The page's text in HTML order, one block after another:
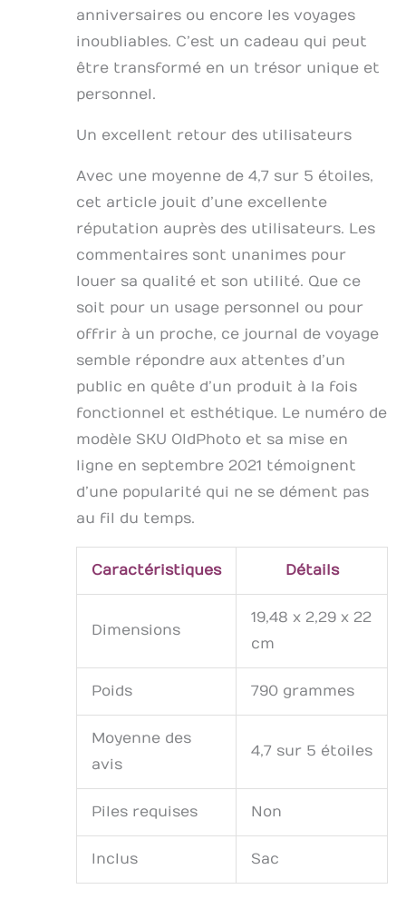
anniversaires ou encore les voyages
inoubliables. C’est un cadeau qui peut
être transformé en un trésor unique et
personnel.
Un excellent retour des utilisateurs
Avec une moyenne de 4,7 sur 5 étoiles,
cet article jouit d’une excellente
réputation auprès des utilisateurs. Les
commentaires sont unanimes pour
louer sa qualité et son utilité. Que ce
soit pour un usage personnel ou pour
offrir à un proche, ce journal de voyage
semble répondre aux attentes d’un
public en quête d’un produit à la fois
fonctionnel et esthétique. Le numéro de
modèle SKU OldPhoto et sa mise en
ligne en septembre 2021 témoignent
d’une popularité qui ne se dément pas
au fil du temps.
Caractéristiques Détails
Dimensions
19,48 x 2,29 x 22
cm
Poids 790 grammes
Moyenne des
avis
4,7 sur 5 étoiles
Piles requises Non
Inclus Sac